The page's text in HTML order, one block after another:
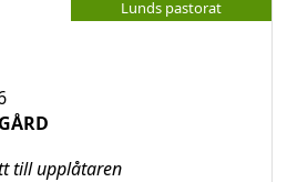
Lunds pastorat
till upplåtaren